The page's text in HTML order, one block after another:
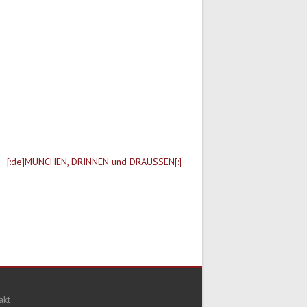
[:de]MÜNCHEN, DRINNEN und DRAUSSEN[:]